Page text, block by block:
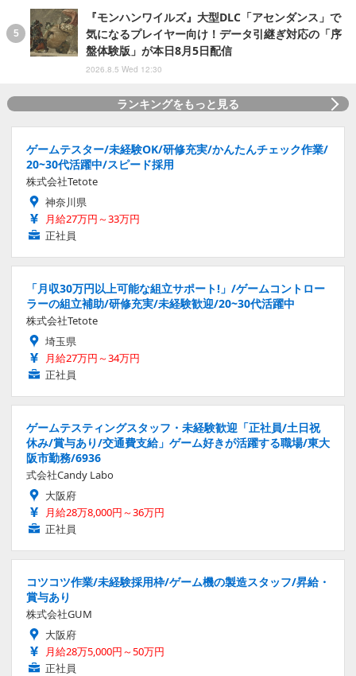
『モンハンワイルズ』大型DLC「アセンダンス」で
気になるプレイヤー向け！データ引継ぎ対応の「序
盤体験版」が本日8月5日配信
2026.8.5 Wed 12:30
ランキングをもっと見る
ゲームテスター/未経験OK/研修充実/かんたんチェック作業/
20~30代活躍中/スピード採用
株式会社Tetote
神奈川県
月給27万円～33万円
正社員
「月収30万円以上可能な組立サポート!」/ゲームコントロー
ラーの組立補助/研修充実/未経験歓迎/20~30代活躍中
株式会社Tetote
埼玉県
月給27万円～34万円
正社員
ゲームテスティングスタッフ・未経験歓迎「正社員/土日祝
休み/賞与あり/交通費支給」ゲーム好きが活躍する職場/東大
阪市勤務/6936
式会社Candy Labo
大阪府
月給28万8,000円～36万円
正社員
コツコツ作業/未経験採用枠/ゲーム機の製造スタッフ/昇給・
賞与あり
株式会社GUM
大阪府
月給28万5,000円～50万円
正社員